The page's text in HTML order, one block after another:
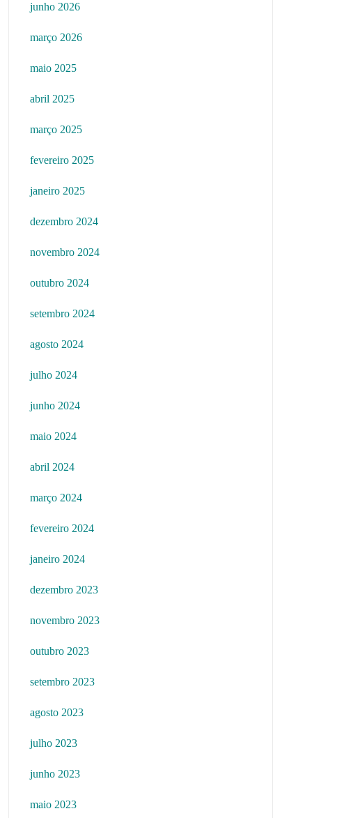
junho 2026
março 2026
maio 2025
abril 2025
março 2025
fevereiro 2025
janeiro 2025
dezembro 2024
novembro 2024
outubro 2024
setembro 2024
agosto 2024
julho 2024
junho 2024
maio 2024
abril 2024
março 2024
fevereiro 2024
janeiro 2024
dezembro 2023
novembro 2023
outubro 2023
setembro 2023
agosto 2023
julho 2023
junho 2023
maio 2023